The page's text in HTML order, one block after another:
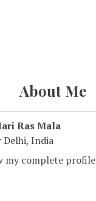
About Me
Ras Mala
Delhi, India
my complete profile